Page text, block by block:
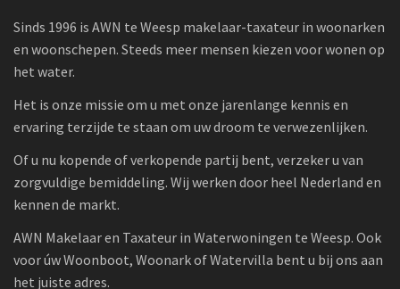
Sinds 1996 is AWN te Weesp makelaar-taxateur in woonarken
en woonschepen. Steeds meer mensen kiezen voor wonen op
het water.
Het is onze missie om u met onze jarenlange kennis en
ervaring terzijde te staan om uw droom te verwezenlijken.
Of u nu kopende of verkopende partij bent, verzeker u van
zorgvuldige bemiddeling. Wij werken door heel Nederland en
kennen de markt.
AWN Makelaar en Taxateur in Waterwoningen te Weesp. Ook
voor úw Woonboot, Woonark of Watervilla bent u bij ons aan
het juiste adres.